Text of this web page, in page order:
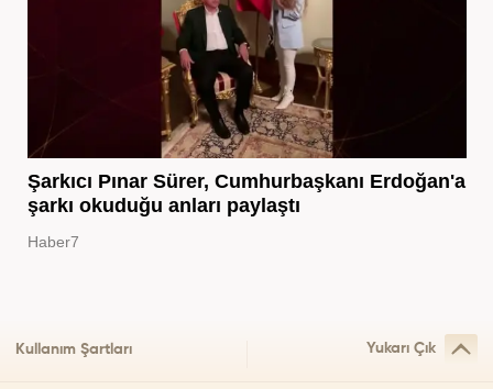
Şarkıcı Pınar Sürer, Cumhurbaşkanı Erdoğan'a
şarkı okuduğu anları paylaştı
Haber7
Kullanım Şartları Yukarı Çık